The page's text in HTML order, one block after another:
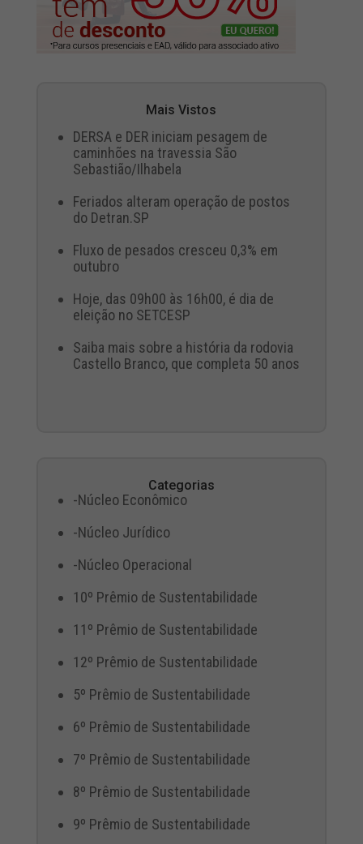
Mais Vistos
DERSA e DER iniciam pesagem de
caminhões na travessia São
Sebastião/Ilhabela
Feriados alteram operação de postos
do Detran.SP
Fluxo de pesados cresceu 0,3% em
outubro
Hoje, das 09h00 às 16h00, é dia de
eleição no SETCESP
Saiba mais sobre a história da rodovia
Castello Branco, que completa 50 anos
Categorias
-Núcleo Econômico
-Núcleo Jurídico
-Núcleo Operacional
10º Prêmio de Sustentabilidade
11º Prêmio de Sustentabilidade
12º Prêmio de Sustentabilidade
5º Prêmio de Sustentabilidade
6º Prêmio de Sustentabilidade
7º Prêmio de Sustentabilidade
8º Prêmio de Sustentabilidade
9º Prêmio de Sustentabilidade